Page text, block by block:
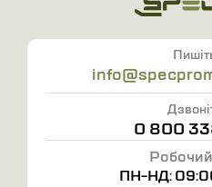
0 800
ПН-НД: